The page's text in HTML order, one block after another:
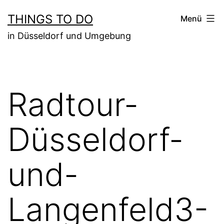
Inhalt
springen
THINGS TO DO
in Düsseldorf und Umgebung
Menü
Radtour-
Düsseldorf-
und-
Langenfeld3-